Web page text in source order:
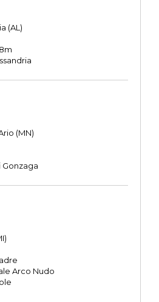
(AL)
(MN)
Gonzaga
Arco Nudo